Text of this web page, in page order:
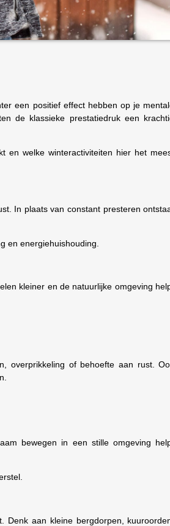
een positief effect hebben op je
de klassieke prestatiedruk een
en welke winteractiviteiten hier het
In plaats van constant presteren
en energiehuishouding.
kleiner en de natuurlijke omgeving
overprikkeling of behoefte aan rust.
bewegen in een stille omgeving
aan kleine bergdorpen,